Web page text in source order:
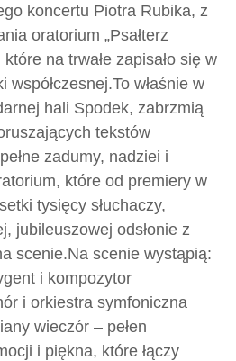
koncertu Piotra Rubika, z
oratorium „Psałterz
na trwałe zapisało się w
współczesnej.To właśnie w
hali Spodek, zabrzmią
tekstów
zadumy, nadziei i
które od premiery w
tysięcy słuchaczy,
jubileuszowej odsłonie z
scenie.Na scenie wystąpią:
i kompozytor
i orkiestra symfoniczna
wieczór – pełen
i piękna, które łączy